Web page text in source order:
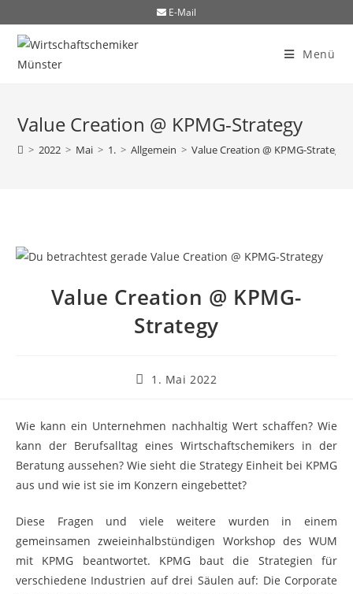
E-Mail
Menü
Value Creation @ KPMG-Strategy
> 2022 > Mai > 1. > Allgemein > Value Creation @ KPMG-Strategy
Value Creation @ KPMG-
Strategy
1. Mai 2022
Wie kann ein Unternehmen nachhaltig Wert schaffen? Wie
kann der Berufsalltag eines Wirtschaftschemikers in der
Beratung aussehen? Wie sieht die Strategy Einheit bei KPMG
aus und wie ist sie im Konzern eingebettet?
Diese Fragen und viele weitere wurden in einem
gemeinsamen zweieinhalbstündigen Workshop des WUM
mit KPMG beantwortet. KPMG baut die Strategien für
verschiedene Industrien auf drei Säulen auf: Die Corporate